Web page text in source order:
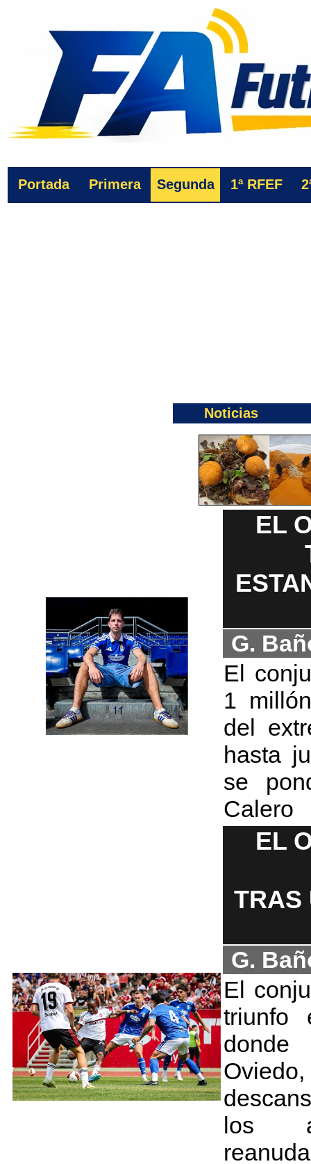
Portada Primera Segunda 1ªRFEF
Noticias
EL
G.
El
1
del
hasta
se
Calero
EL
TRAS
G.
El
triunfo
los